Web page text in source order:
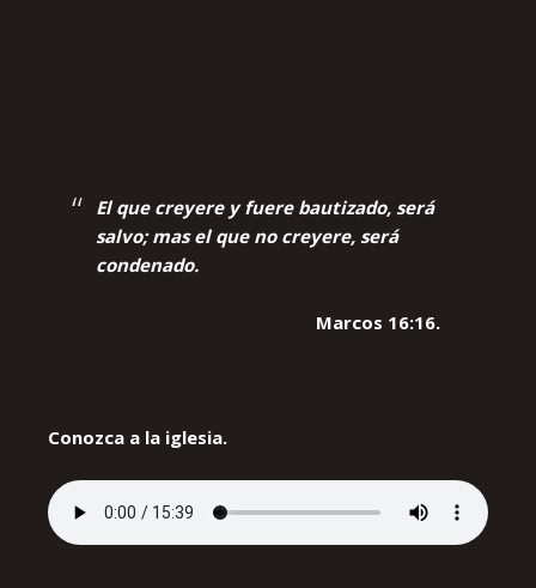
El que creyere y fuere bautizado, será
salvo; mas el que no creyere, será
condenado.
Marcos 16:16.
Conozca a la iglesia.